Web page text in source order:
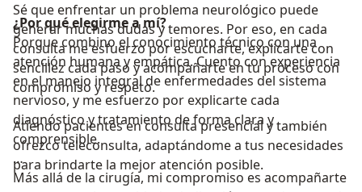
Sé que enfrentar un problema neurológico puede
generar muchas dudas y temores. Por eso, en cada
consulta me esfuerzo por escucharte, explicarte con
sencillez cada paso y acompañarte en tu proceso con
compromiso y respeto.
Atiendo pacientes en consulta presencial y también
ofrezco teleconsulta, adaptándome a tus necesidades
para brindarte la mejor atención posible.
¿Por qué elegirme a mí?
Porque combino el conocimiento técnico con una
atención humana y empática. Cuento con experiencia
en el manejo integral de enfermedades del sistema
nervioso, y me esfuerzo por explicarte cada
diagnóstico y tratamiento de forma clara y
comprensible.
Más allá de la cirugía, mi compromiso es acompañarte